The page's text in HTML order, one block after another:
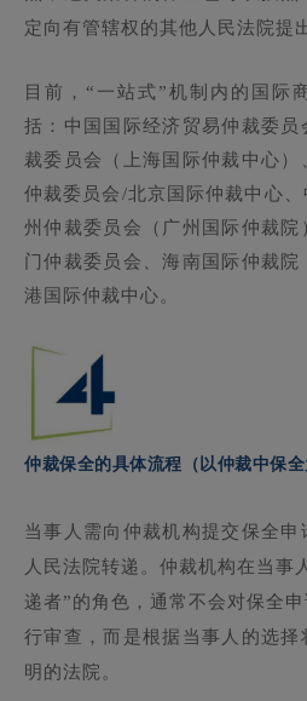
定向有管辖权的其他人民法院提
目前，“一站式”机制内的国际
括：中国国际经济贸易仲裁委
裁委员会（上海国际仲裁中心
仲裁委员会/北京国际仲裁中心
州仲裁委员会（广州国际仲裁院
门仲裁委员会、海南国际仲裁
港国际仲裁中心。
仲裁保全的具体流程（以仲裁中保全
当事人需向仲裁机构提交保全
人民法院转递。仲裁机构在当事
递者”的角色，通常不会对保全
行审查，而是根据当事人的选
明的法院。